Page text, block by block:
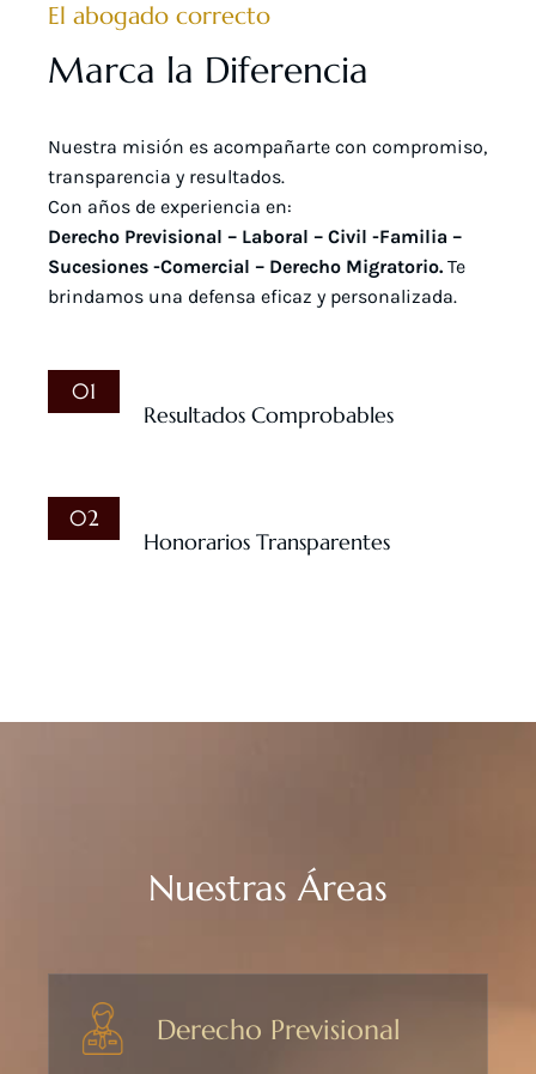
El abogado correcto
Marca la Diferencia
Nuestra misión es acompañarte con compromiso,
transparencia y resultados.
Con años de experiencia en:
Derecho Previsional – Laboral – Civil -Familia –
Sucesiones -Comercial – Derecho Migratorio. Te
brindamos una defensa eficaz y personalizada.
01
Resultados Comprobables
02
Honorarios Transparentes
Nuestras Áreas
Derecho Previsional